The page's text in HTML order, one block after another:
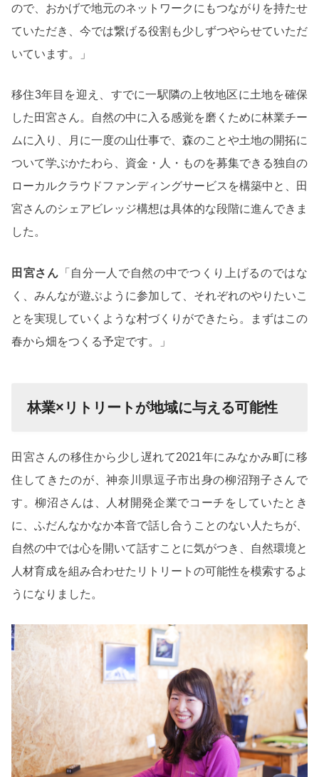
ので、おかげで地元のネットワークにもつながりを持たせ
ていただき、今では繋げる役割も少しずつやらせていただ
いています。」
移住3年目を迎え、すでに一駅隣の上牧地区に土地を確保
した田宮さん。自然の中に入る感覚を磨くために林業チー
ムに入り、月に一度の山仕事で、森のことや土地の開拓に
ついて学ぶかたわら、資金・人・ものを募集できる独自の
ローカルクラウドファンディングサービスを構築中と、田
宮さんのシェアビレッジ構想は具体的な段階に進んできま
した。
田宮さん 「自分一人で自然の中でつくり上げるのではな
く、みんなが遊ぶように参加して、それぞれのやりたいこ
とを実現していくような村づくりができたら。まずはこの
春から畑をつくる予定です。」
林業×リトリートが地域に与える可能性
田宮さんの移住から少し遅れて2021年にみなかみ町に移
住してきたのが、神奈川県逗子市出身の柳沼翔子さんで
す。柳沼さんは、人材開発企業でコーチをしていたとき
に、ふだんなかなか本音で話し合うことのない人たちが、
自然の中では心を開いて話すことに気がつき、自然環境と
人材育成を組み合わせたリトリートの可能性を模索するよ
うになりました。